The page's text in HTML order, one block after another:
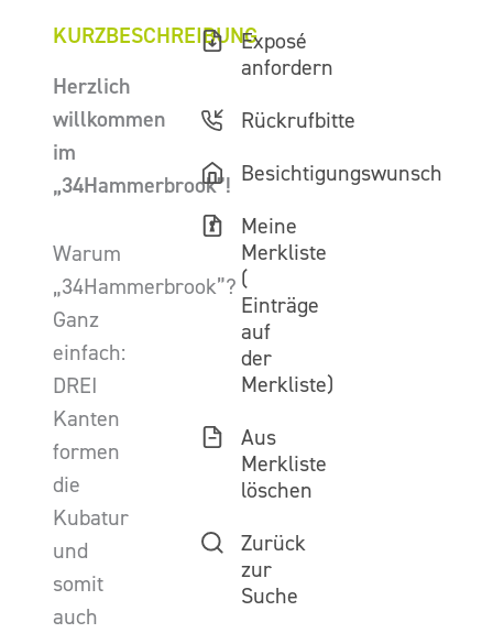
KURZBESCHREIBUNG
Herzlich
willkommen
im
„34Hammerbrook”!
Warum
„34Hammerbrook”?
Ganz
einfach:
DREI
Kanten
formen
die
Kubatur
und
somit
auch
Exposé
anfordern
Rückrufbitte
Besichtigungswunsch
Meine
Merkliste
(
Einträge
auf
der
Merkliste)
Aus
Merkliste
löschen
Zurück
zur
Suche